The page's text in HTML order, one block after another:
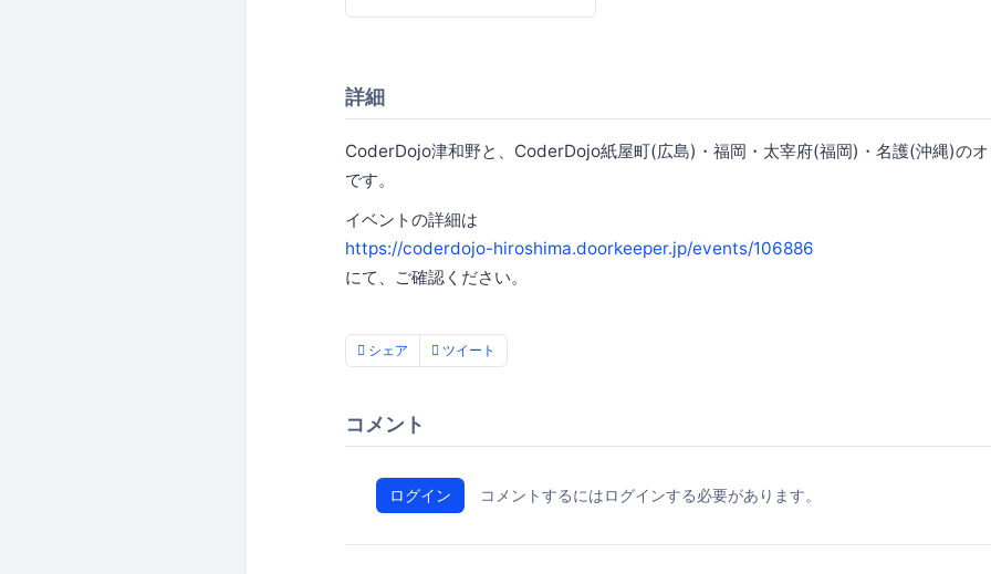
詳細
CoderDojo津和野と、CoderDojo紙屋町(広島)・福岡・太宰府(福岡)・名護(沖縄)の
です。
イベントの詳細は
https://coderdojo-hiroshima.doorkeeper.jp/events/106886
にて、ご確認ください。
シェア ツイート
コメント
ログイン コメントするにはログインする必要があります。